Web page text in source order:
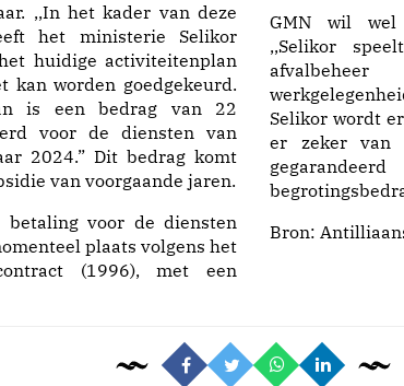
,,In het kader van deze
het ministerie Selikor
huidige activiteitenplan
kan worden goedgekeurd.
is een bedrag van 22
voor de diensten van
2024.” Dit bedrag komt
van voorgaande jaren.
betaling voor de diensten
plaats volgens het
(1996), met een
GMN wil wel
,,Selikor
Selikor wordt
er zeker van
Bron: